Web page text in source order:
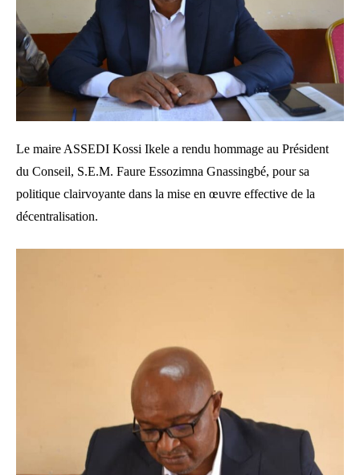
Le maire ASSEDI Kossi Ikele a rendu hommage au Président
du Conseil, S.E.M. Faure Essozimna Gnassingbé, pour sa
politique clairvoyante dans la mise en œuvre effective de la
décentralisation.